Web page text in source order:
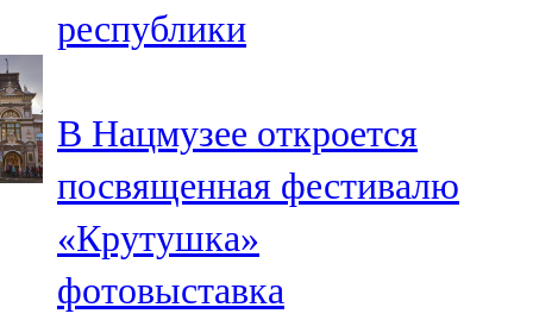
республики
В Нацмузее откроется
посвященная фестивалю
«Крутушка»
фотовыставка